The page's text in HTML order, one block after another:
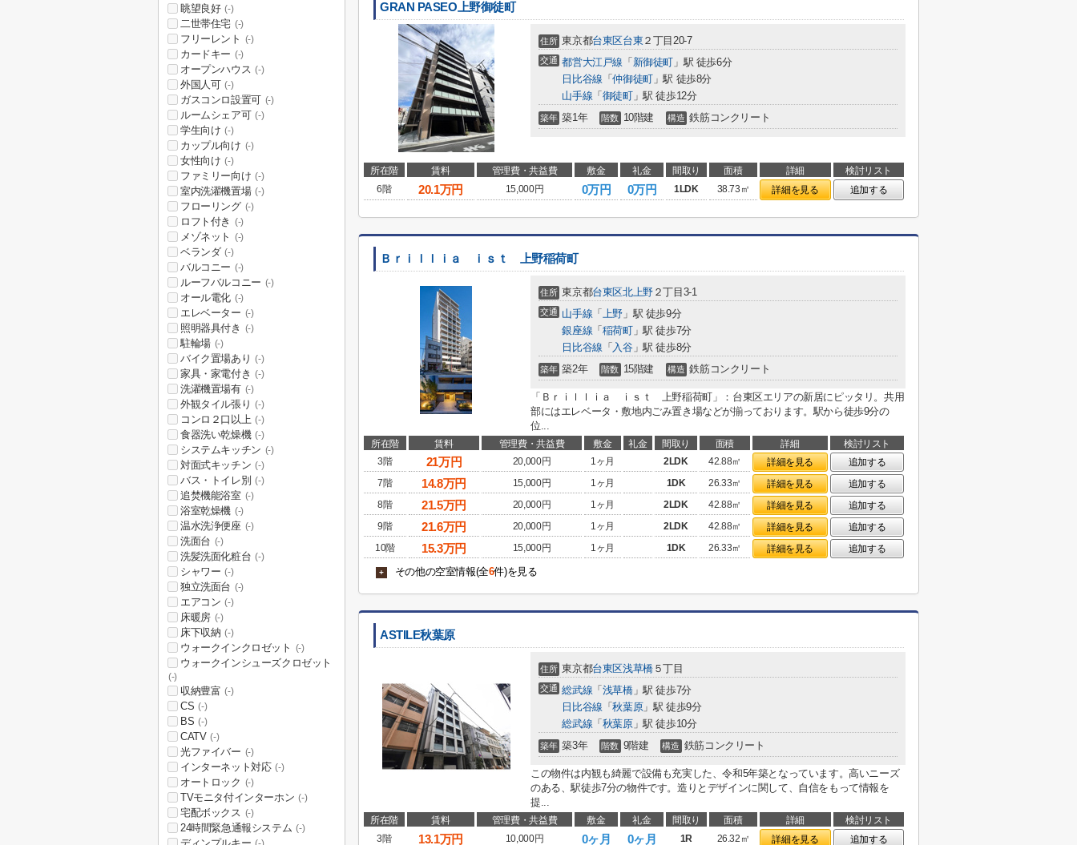
GRAN PASEO上野御徒町
住所 東京都台東区台東 ２丁目20-7
交通 都営大江戸線 「 新御徒町 」駅 徒歩6分
日比谷線 「仲御徒町」駅 徒歩8分
山手線 「 御徒町」駅 徒歩12分
築年 築1年 階数 10階建 構造 鉄筋コンクリート
所在階 賃料 管理費・共益費 敷金 礼金 間取り 面積 詳細
検討リスト
6階
20.1万円 15,000円 0万円 0万円 1LDK 38.73㎡ 詳細を見る 追加する
Ｂｒｉｌｌｉａ ｉｓｔ 上野稲荷町
住所 東京都台東区北上野２丁目3-1
交通 山手線 「 上野 」駅 徒歩9分
銀座線 「 稲荷町」駅 徒歩7分
日比谷線 「 入谷」駅 徒歩8分
築年 築2年 階数 15階建 構造 鉄筋コンクリート
「Ｂｒｉｌｌｉａ ｉｓｔ 上野稲荷町」：台東区エリアの新居にピッタリ。共用
部にはエレベータ・敷地内ごみ置き場などが揃っております。駅から徒歩9分の
位...
所在階 賃料 管理費・共益費 敷金 礼金 間取り 面積 詳細
検討リスト
3階
21万円 20,000円 1ヶ月 2LDK 42.88㎡ 詳細を見る
追加する
7階
14.8万円 15,000円 1ヶ月 1DK 26.33㎡ 詳細を見る
追加する
8階
21.5万円 20,000円 1ヶ月 2LDK 42.88㎡ 詳細を見る
追加する
9階
21.6万円 20,000円 1ヶ月 2LDK 42.88㎡ 詳細を見る
追加する
10階
15.3万円 15,000円 1ヶ月 1DK 26.33㎡ 詳細を見る 追加する
+ その他の空室情報(全6件)を見る
ASTILE秋葉原
住所 東京都台東区浅草橋５丁目
交通 総武線 「 浅草橋」駅 徒歩7分
日比谷線 「秋葉原」駅 徒歩9分
総武線 「 秋葉原」駅 徒歩10分
築年 築3年 階数 9階建 構造 鉄筋コンクリート
この物件は内観も綺麗で設備も充実した、令和5年築となっています。高いニーズ
のある、駅徒歩7分の物件です。造りとデザインに関して、自信をもって情報を
提...
所在階 賃料 管理費・共益費 敷金 礼金 間取り 面積 詳細
検討リスト
3階
13.1万円 10,000円 0ヶ月 0ヶ月 1R 26.32㎡ 詳細を見る 追加する
眺望良好 (-)
二世帯住宅 (-)
フリーレント (-)
カードキー (-)
オープンハウス (-)
外国人可 (-)
ガスコンロ設置可 (-)
ルームシェア可 (-)
学生向け (-)
カップル向け (-)
女性向け (-)
ファミリー向け (-)
室内洗濯機置場 (-)
フローリング (-)
ロフト付き (-)
メゾネット (-)
ベランダ (-)
バルコニー (-)
ルーフバルコニー (-)
オール電化 (-)
エレベーター (-)
照明器具付き (-)
駐輪場 (-)
バイク置場あり (-)
家具・家電付き (-)
洗濯機置場有 (-)
外観タイル張り (-)
コンロ２口以上 (-)
食器洗い乾燥機 (-)
システムキッチン (-)
対面式キッチン (-)
バス・トイレ別 (-)
追焚機能浴室 (-)
浴室乾燥機 (-)
温水洗浄便座 (-)
洗面台 (-)
洗髪洗面化粧台 (-)
シャワー (-)
独立洗面台 (-)
エアコン (-)
床暖房 (-)
床下収納 (-)
ウォークインクロゼット (-)
ウォークインシューズクロゼット
(-)
収納豊富 (-)
CS (-)
BS (-)
CATV (-)
光ファイバー (-)
インターネット対応 (-)
オートロック (-)
TVモニタ付インターホン (-)
宅配ボックス (-)
24時間緊急通報システム (-)